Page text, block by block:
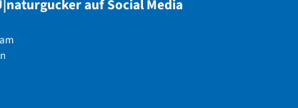
auf Social Media